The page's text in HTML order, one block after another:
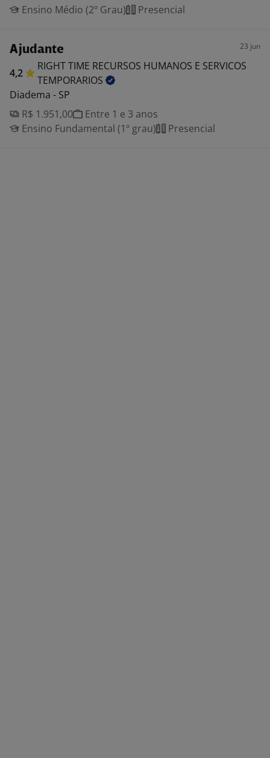
Ensino Médio (2º Grau)
Presencial
Ajudante 23 jun
4,2
RIGHT TIME RECURSOS HUMANOS E SERVICOS
TEMPORARIOS
Diadema - SP
R$ 1.951,00
Entre 1 e 3 anos
Ensino Fundamental (1º grau)
Presencial